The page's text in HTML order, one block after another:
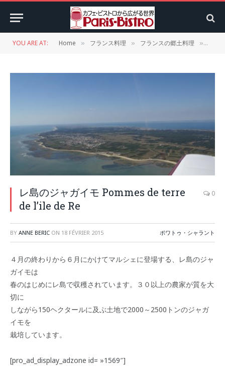
YOU ARE AT: Home » フランス料理 » フランスの郷土料理 »
レ島のジャガイモ Pommes de terre
de l’ile de Re
0
BY ANNE BERIC ON 18 FÉVRIER 2015 ポワトゥ・シャラント
４月の終わりから６月にかけてマルシェに登場する、レ島のジャ
ガイモは
春のはじめにレ島で収穫されています。３０以上の農家が質を大
切に
しながら150ヘクタールに及ぶ土地で2000～2500トンのジャガ
イモを
栽培しています。
[pro_ad_display_adzone id= »1569″]